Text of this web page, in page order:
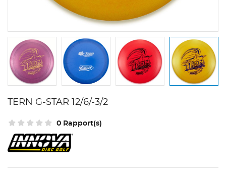
TERN G-STAR 12/6/-3/2
0 Rapport(s)